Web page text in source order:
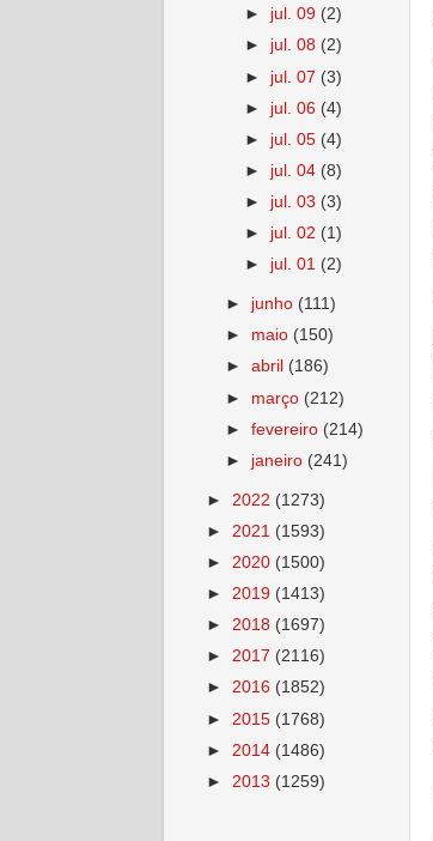
► jul. 09 (2)
► jul. 08 (2)
► jul. 07 (3)
► jul. 06 (4)
► jul. 05 (4)
► jul. 04 (8)
► jul. 03 (3)
► jul. 02 (1)
► jul. 01 (2)
► junho (111)
► maio (150)
►abril (186)
► março (212)
►fevereiro (214)
► janeiro (241)
► 2022 (1273)
► 2021 (1593)
► 2020 (1500)
► 2019 (1413)
► 2018 (1697)
► 2017 (2116)
► 2016 (1852)
► 2015 (1768)
► 2014 (1486)
► 2013 (1259)